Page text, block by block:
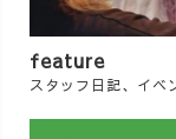
feature
スタッフ日記、イベ